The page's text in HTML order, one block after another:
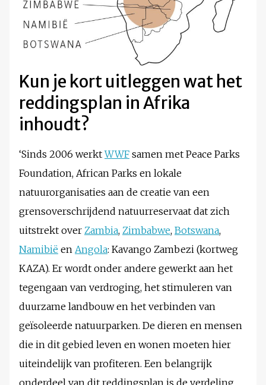
Kun je kort uitleggen wat het
reddingsplan in Afrika
inhoudt?
‘Sinds 2006 werktWWF samen met Peace Parks
Foundation, African Parks en lokale
natuurorganisaties aan de creatie van een
grensoverschrijdend natuurreservaat dat zich
uitstrekt over Zambia, Zimbabwe, Botswana,
Namibië en Angola: Kavango Zambezi (kortweg
KAZA). Er wordt onder andere gewerkt aan het
tegengaan van verdroging, het stimuleren van
duurzame landbouw en het verbinden van
geïsoleerde natuurparken. De dieren en mensen
die in dit gebied leven en wonen moeten hier
uiteindelijk van profiteren. Een belangrijk
onderdeel van dit reddingsplan is de verdeling